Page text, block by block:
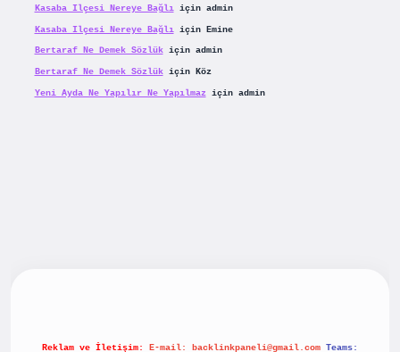
Kasaba Ilçesi Nereye Bağlıiçin admin
Kasaba Ilçesi Nereye Bağlıiçin Emine
Bertaraf Ne Demek Sözlükiçin admin
Bertaraf Ne Demek Sözlükiçin Köz
Yeni Ayda Ne Yapılır Ne Yapılmaziçin admin
Reklam ve İletişim: E-mail: backlinkpaneli@gmail.com Teams: